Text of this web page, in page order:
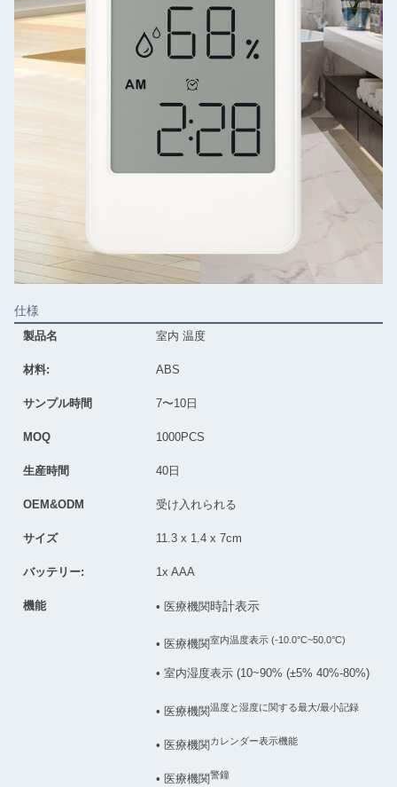
仕様
製品名 室内 温度
材料: ABS
サンプル時間 7〜10日
MOQ 1000PCS
生産時間 40日
OEM&ODM 受け入れられる
サイズ 11.3 x 1.4 x 7cm
バッテリー: 1x AAA
機能 • 医療機関時計表示
• 医療機関室内温度表示 (-10.0°C~50.0°C)
• 室内湿度表示 (10~90% (±5% 40%-80%)
• 医療機関温度と湿度に関する最大/最小記録
• 医療機関カレンダー表示機能
• 医療機関警鐘